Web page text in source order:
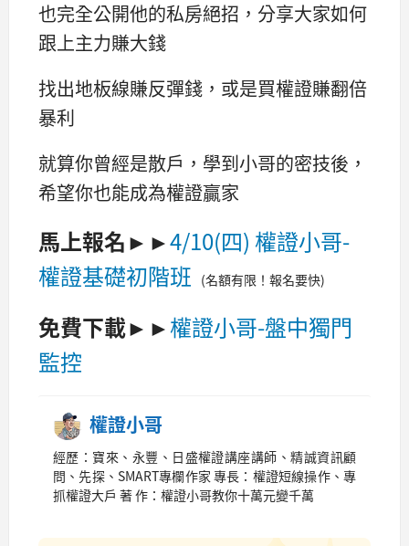
也完全公開他的私房絕招，分享大家如何
跟上主力賺大錢
找出地板線賺反彈錢，或是買權證賺翻倍
暴利
就算你曾經是散戶，學到小哥的密技後，
希望你也能成為權證贏家
馬上報名►►4/10(四) 權證小哥-
權證基礎初階班 (名額有限！報名要快)
免費下載►►權證小哥-盤中獨門
監控
權證小哥
經歷：寶來、永豐、日盛權證講座講師、精誠資訊顧
問、先探、SMART專欄作家 專長：權證短線操作、專
抓權證大戶 著 作：權證小哥教你十萬元變千萬